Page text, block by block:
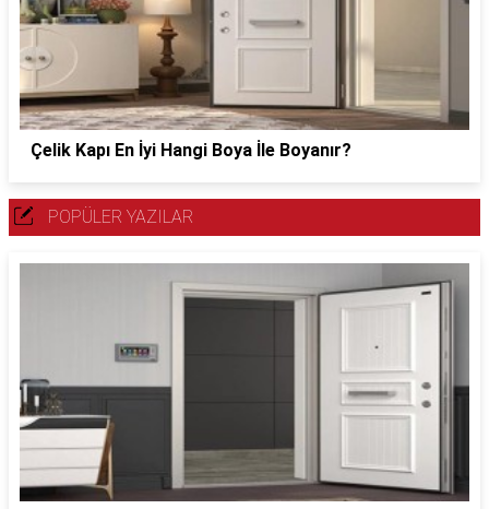
Çelik Kapı En İyi Hangi Boya İle Boyanır?
POPÜLER YAZILAR